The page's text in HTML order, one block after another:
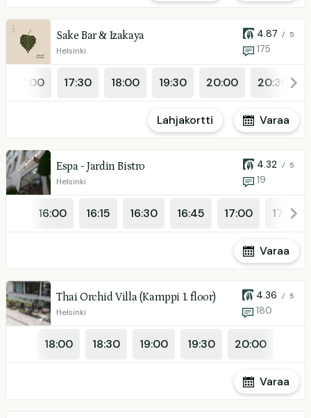
Sake Bar & Izakaya
Helsinki
4.87 / 5
175
17:00 17:30 18:00 19:30 20:00 20:30
Varaa
Lahjakortti
Espa - Jardin Bistro
Helsinki
4.32 / 5
19
16:00 16:15 16:30 16:45 17:00 17:15
Varaa
Thai Orchid Villa (Kamppi 1. floor)
Helsinki
4.36 / 5
180
18:00 18:30 19:00 19:30 20:00
Varaa